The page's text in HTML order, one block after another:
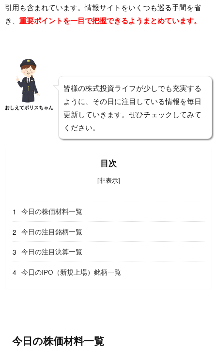
引用も含まれています。情報サイトをいくつも巡る手間を省
き、 重要ポイントを一目で把握できるようまとめています。
おしえてポリスちゃん
皆様の株式投資ライフが少しでも充実する
ように、その日に注目している情報を毎日
更新していきます。ぜひチェックしてみて
ください。
目次
[非表示]
今日の株価材料一覧
今日の注目銘柄一覧
今日の注目決算一覧
今日のIPO（新規上場）銘柄一覧
今日の株価材料一覧